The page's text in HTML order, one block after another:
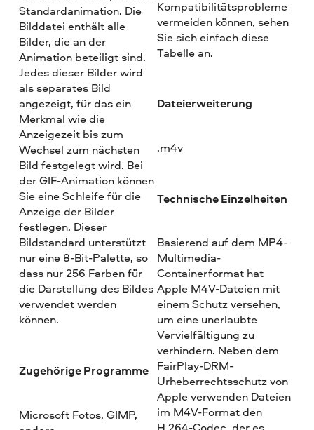
Standardanimation. Die
Bilddatei enthält alle
Bilder, die an der
Animation beteiligt sind.
Jedes dieser Bilder wird
als separates Bild
angezeigt, für das ein
Merkmal wie die
Anzeigezeit bis zum
Wechsel zum nächsten
Bild festgelegt wird. Bei
der GIF-Animation können
Sie eine Schleife für die
Anzeige der Bilder
festlegen. Dieser
Bildstandard unterstützt
nur eine 8-Bit-Palette, so
dass nur 256 Farben für
die Darstellung des Bildes
verwendet werden
können.
Zugehörige Programme
Microsoft Fotos, GIMP,
Kompatibilitätsprobleme
vermeiden können, sehen
Sie sich einfach diese
Tabelle an.
Dateierweiterung
.m4v
Technische Einzelheiten
Basierend auf dem MP4-
Multimedia-
Containerformat hat
Apple M4V-Dateien mit
einem Schutz versehen,
um eine unerlaubte
Vervielfältigung zu
verhindern. Neben dem
FairPlay-DRM-
Urheberrechtsschutz von
Apple verwenden Dateien
im M4V-Format den